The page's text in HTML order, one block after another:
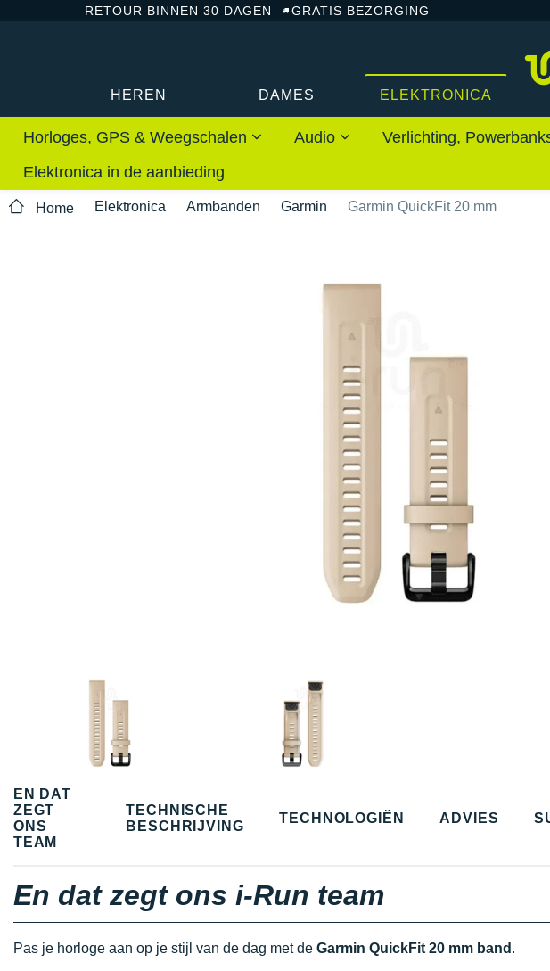
RETOUR BINNEN 30 DAGEN GRATIS BEZORGING
HEREN DAMES ELEKTRONICA
Horloges, GPS & Weegschalen Audio Verlichting,
Elektronica in de aanbieding
Home Elektronica Armbanden Garmin Garmin QuickFit 20 mm
EN DAT
ZEGT
ONS
TEAM
TECHNISCHE
BESCHRIJVING
TECHNOLOGIËN ADVIES
En dat zegt ons i-Run team
Pas je horloge aan op je stijl van de dag met de Garmin QuickFit 20 mm band .